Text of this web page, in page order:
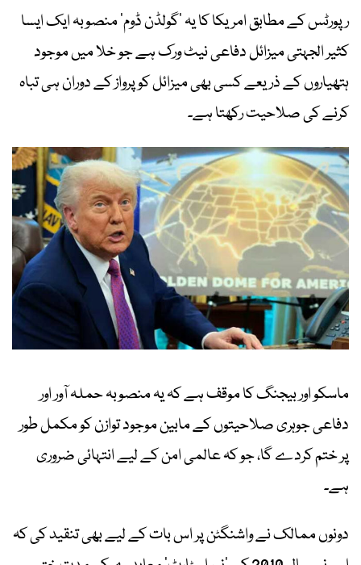
رپورٹس کے مطابق امریکا کا یہ ’گولڈن ڈوم‘ منصوبہ ایک ایسا
کثیر الجہتی میزائل دفاعی نیٹ ورک ہے جو خلا میں موجود
ہتھیاروں کے ذریعے کسی بھی میزائل کو پرواز کے دوران ہی تباہ
کرنے کی صلاحیت رکھتا ہے۔
ماسکو اور بیجنگ کا موقف ہے کہ یہ منصوبہ حملہ آور اور
دفاعی جوہری صلاحیتوں کے مابین موجود توازن کو مکمل طور
پر ختم کردے گا، جو کہ عالمی امن کے لیے انتہائی ضروری
ہے۔
دونوں ممالک نے واشنگٹن پر اس بات کے لیے بھی تنقید کی کہ